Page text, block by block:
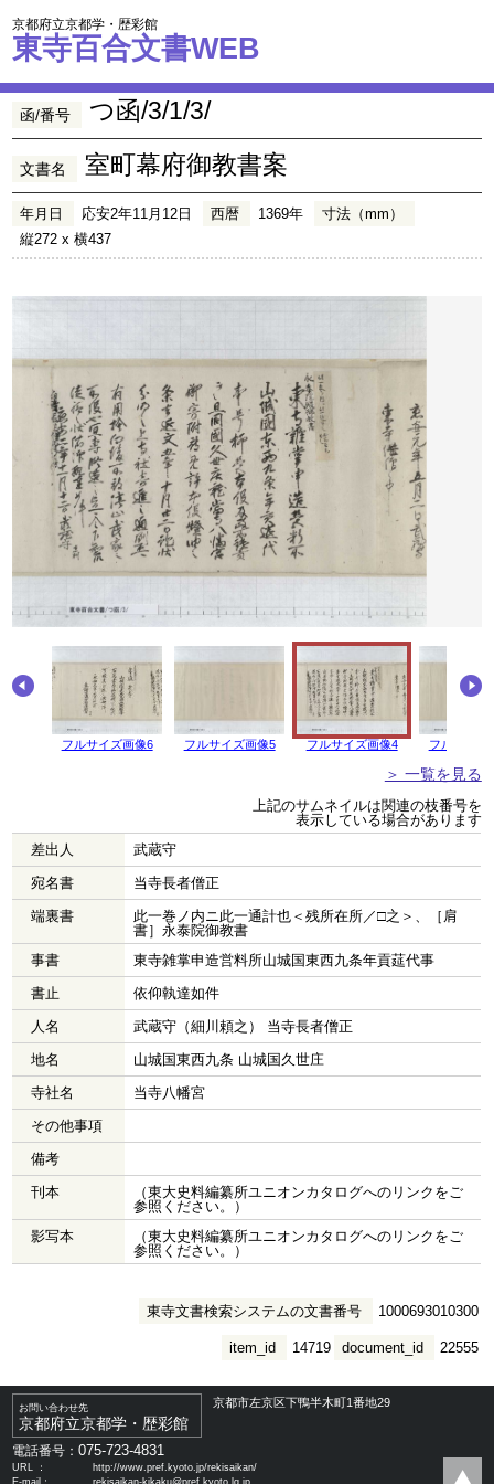
京都府立京都学・歴彩館
東寺百合文書WEB
函/番号 つ函/3/1/3/
文書名 室町幕府御教書案
年月日 応安2年11月12日 西暦 1369年
寸法（mm）
縦272 x 横437
フルサイズ画像6 フルサイズ画像5 フルサイズ画像4 フルサイズ
＞ 一覧を見る
上記のサムネイルは関連の枝番号を
表示している場合があります
差出人
武蔵守
宛名書
当寺長者僧正
端裏書
此一巻ノ内ニ此一通計也＜残所在所／□之＞、［肩
書］永泰院御教書
事書
東寺雑掌申造営料所山城国東西九条年貢莚代事
書止
依仰執達如件
人名
武蔵守（細川頼之） 当寺長者僧正
地名
山城国東西九条 山城国久世庄
寺社名
当寺八幡宮
その他事項
備考
刊本
（東大史料編纂所ユニオンカタログへのリンクをご
参照ください。）
影写本
（東大史料編纂所ユニオンカタログへのリンクをご
参照ください。）
東寺文書検索システムの文書番号 1000693010300
document_id 22555
item_id 14719
お問い合わせ先
京都府立京都学・歴彩館
京都市左京区下鴨半木町1番地29
電話番号：075-723-4831
URL ：
http://www.pref.kyoto.jp/rekisaikan/
E-mail：
rekisaikan-kikaku@pref.kyoto.lg.jp